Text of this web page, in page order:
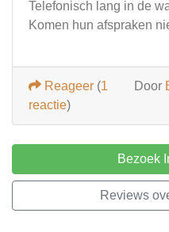
Telefonisch lang in de
Komen hun afspraken
Door
Reageer (1
reactie)
Bezoek
Reviews